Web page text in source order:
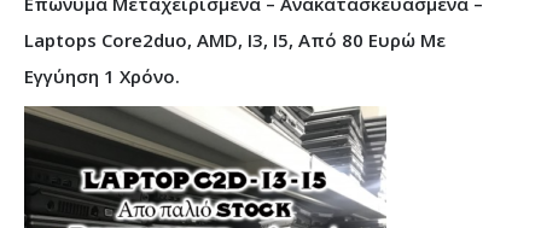
Laptops Core2duo, AMD, I3, I5, Από 80 Ευρώ Με
Εγγύηση 1 Χρόνο.